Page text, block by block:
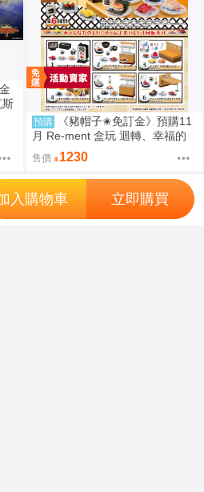
預購
《豬帽子✬免訂金》預購11
月 Re-ment 盒玩 迴轉、幸福的
一盤 藏壽司 中盒6入 0816
售價 1230
入購物車 立即購買